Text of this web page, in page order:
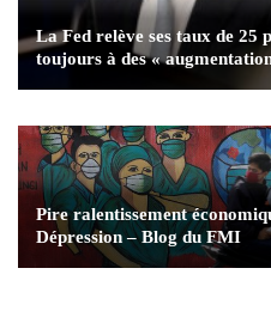
La Fed relève ses taux de 25
toujours à des «
Pire ralentissement
Dépression – Blog du FMI